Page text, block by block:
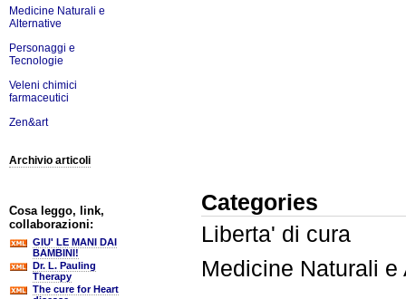
Medicine Naturali e
Alternative
Personaggi e
Tecnologie
Veleni chimici
farmaceutici
Zen&art
Archivio articoli
Cosa leggo, link,
collaborazioni:
GIU' LE MANI DAI
BAMBINI!
Dr. L. Pauling
Therapy
The cure for Heart
Categories
Liberta' di cura
Medicine Naturali e